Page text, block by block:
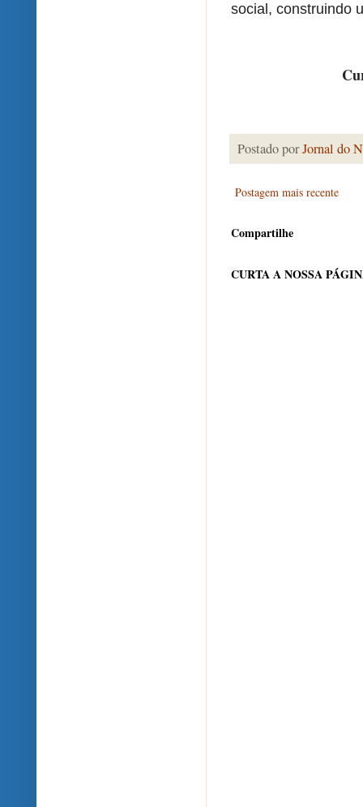
social, construindo
Postado porJornal do
Postagem mais recente
Compartilhe
CURTA A NOSSA